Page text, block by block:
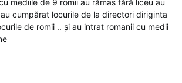
mediile de 9 romii au rămas fără liceu au
cumpărat locurile de la directori diriginta
de romii .. și au intrat romanii cu medii